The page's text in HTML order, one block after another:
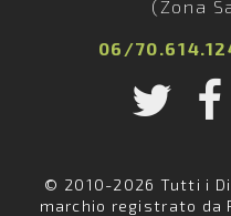
(Zona
06/
© 2010-2026 Tutti i
marchio registrato da